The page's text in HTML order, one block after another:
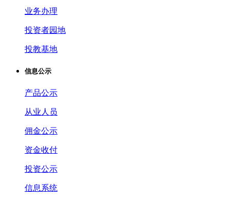
业务办理
投资者园地
投教基地
信息公示
产品公示
从业人员
佣金公示
资金收付
投资公示
信息系统